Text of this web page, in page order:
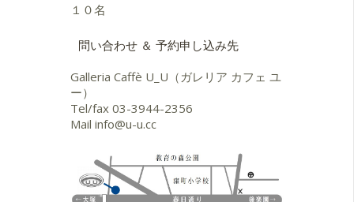
１０名
問い合わせ ＆ 予約申し込み先
Galleria Caffè U_U（ガレリア カフェ ユ
ー）
Tel/fax 03-3944-2356
Mail info@u-u.cc